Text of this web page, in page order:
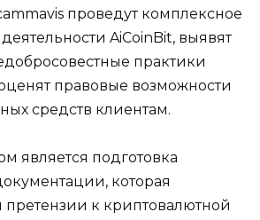
проведут комплексное
AiCoinBit, выявят
практики
правовые возможности
средств клиентам.
является подготовка
которая
претензии к криптовалютной